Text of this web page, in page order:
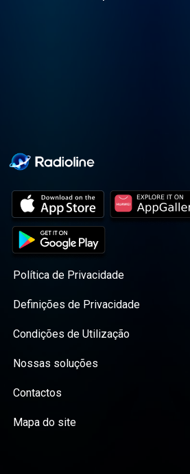
Política de Privacidade
Definições de Privacidade
Condições de Utilização
Nossas soluções
Contactos
Mapa do site